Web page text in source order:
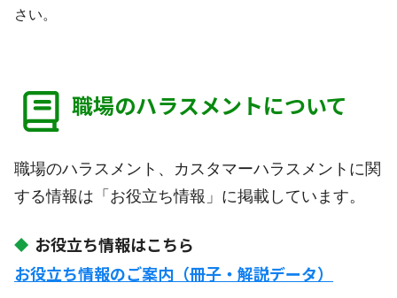
さい。
職場のハラスメントについて
職場のハラスメント、カスタマーハラスメントに関
する情報は「お役立ち情報」に掲載しています。
お役立ち情報はこちら
お役立ち情報のご案内（冊子・解説データ）